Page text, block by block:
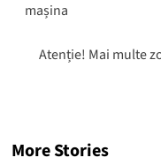
mașina
Atenție! Mai multe
More Stories